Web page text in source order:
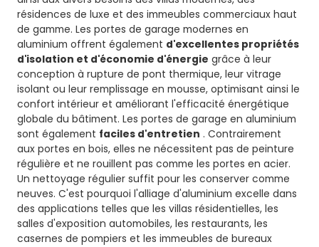
résidences de luxe et des immeubles commerciaux haut
de gamme. Les portes de garage modernes en
aluminium offrent également d'excellentes propriétés
d'isolation et d'économie d'énergie grâce à leur
conception à rupture de pont thermique, leur vitrage
isolant ou leur remplissage en mousse, optimisant ainsi le
confort intérieur et améliorant l'efficacité énergétique
globale du bâtiment. Les portes de garage en aluminium
sont également faciles d'entretien . Contrairement
aux portes en bois, elles ne nécessitent pas de peinture
régulière et ne rouillent pas comme les portes en acier.
Un nettoyage régulier suffit pour les conserver comme
neuves. C'est pourquoi l'alliage d'aluminium excelle dans
des applications telles que les villas résidentielles, les
salles d'exposition automobiles, les restaurants, les
casernes de pompiers et les immeubles de bureaux